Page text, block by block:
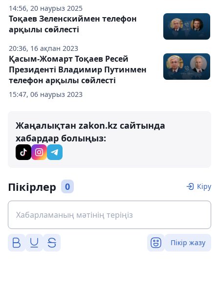
14:56, 20 наурыз 2025
20:36, 16 ақпан 2023
Тоқаев Зеленскиймен телефон
арқылы сөйлесті
15:47, 06 наурыз 2023
Қасым-Жомарт Тоқаев Ресей
Президенті Владимир Путинмен
телефон арқылы сөйлесті
Жаңалықтан zakon.kz сайтында
хабардар болыңыз:
Пікірлер 0 Кіру
Пікір жазу